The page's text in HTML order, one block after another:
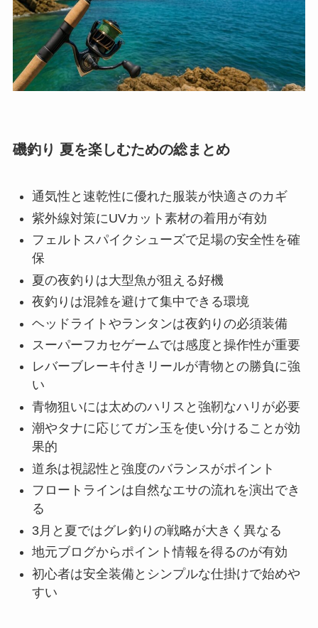
磯釣り 夏を楽しむための総まとめ
通気性と速乾性に優れた服装が快適さのカギ
紫外線対策にUVカット素材の着用が有効
フェルトスパイクシューズで足場の安全性を確
保
夏の夜釣りは大型魚が狙える好機
夜釣りは混雑を避けて集中できる環境
ヘッドライトやランタンは夜釣りの必須装備
スーパーフカセゲームでは感度と操作性が重要
レバーブレーキ付きリールが青物との勝負に強
い
青物狙いには太めのハリスと強靭なハリが必要
潮やタナに応じてガン玉を使い分けることが効
果的
道糸は視認性と強度のバランスがポイント
フロートラインは自然なエサの流れを演出でき
る
3月と夏ではグレ釣りの戦略が大きく異なる
地元ブログからポイント情報を得るのが有効
初心者は安全装備とシンプルな仕掛けで始めや
すい